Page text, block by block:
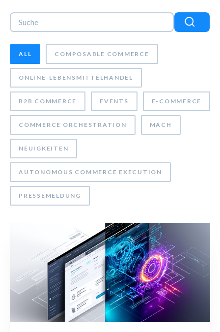
Dies ist ein Suchfeld mit einer automatischen
Es gibt keine Vorschläge, da das Suchfeld leer ist.
ALL COMPOSABLE COMMERCE
ONLINE-LEBENSMITTELHANDEL
B2B COMMERCE EVENTS E-COMMERCE
COMMERCE ORCHESTRATION MACH
NEUIGKEITEN
AUTONOMOUS COMMERCE EXECUTION
PRESSEMELDUNG